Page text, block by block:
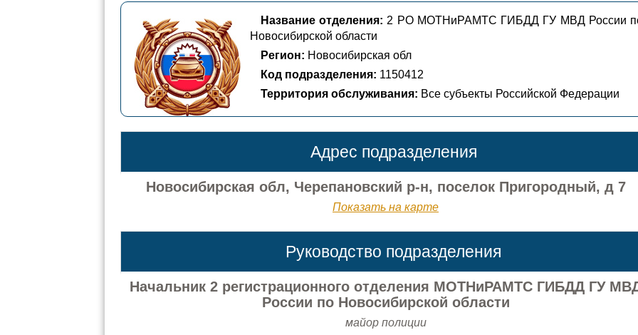
Название отделения: 2 РО МОТНиРАМТС ГИБДД ГУ МВД России
Новосибирской области
Регион: Новосибирская обл
Код подразделения: 1150412
Территория обслуживания: Все субъекты Российской Федерации
Адрес подразделения
Новосибирская обл, Черепановский р-н, поселок Пригородный, д 7
Показать на карте
Руководство подразделения
Начальник 2 регистрационного отделения МОТНиРАМТС ГИБДД ГУ
России по Новосибирской области
майор полиции